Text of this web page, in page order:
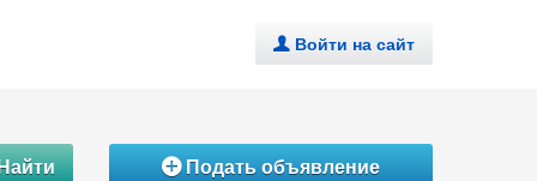
. Войти на сайт
ÁПодать объявление